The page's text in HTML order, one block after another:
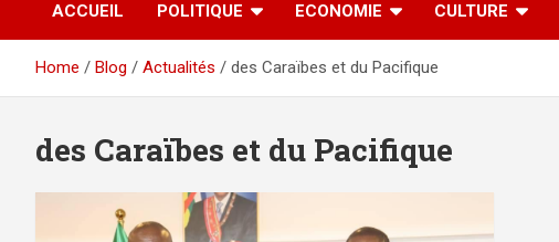
ACCUEIL POLITIQUE ECONOMIE CULTURE
Home Blog Actualités des Caraïbes et du Pacifique
des Caraïbes et du Pacifique